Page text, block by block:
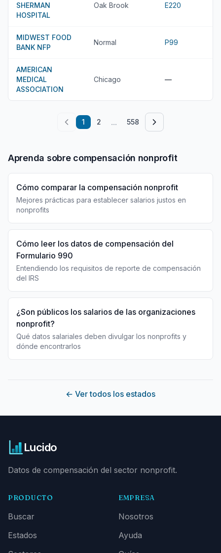
SHERMAN
HOSPITAL
Oak Brook E220
MIDWEST FOOD
BANK NFP
Normal P99
AMERICAN
MEDICAL
ASSOCIATION
Chicago —
1 2 ... 558
Aprenda sobre compensación nonprofit
Cómo comparar la compensación nonprofit
Mejores prácticas para establecer salarios justos en
nonprofits
Cómo leer los datos de compensación del
Formulario 990
Entendiendo los requisitos de reporte de compensación
del IRS
¿Son públicos los salarios de las organizaciones
nonprofit?
Qué datos salariales deben divulgar los nonprofits y
dónde encontrarlos
← Ver todos los estados
Lucido
Datos de compensación del sector nonprofit.
PRODUCTO
Buscar
Estados
EMPRESA
Nosotros
Ayuda